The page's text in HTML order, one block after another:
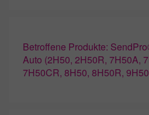
Betroffene Produkte:
Auto (2H50, 2H50R, 7H50A,
7H50CR, 8H50, 8H50R,